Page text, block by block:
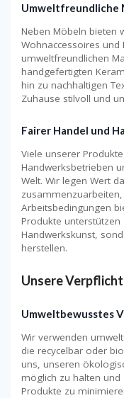
Umweltfreundliche
Neben Möbeln bieten
Wohnaccessoires
umweltfreundlichen
handgefertigten
hin zu nachhaltigen
Zuhause stilvoll und
Fairer Handel und
Viele unserer
Handwerksbetrieben
Welt. Wir legen Wert
Arbeitsbedingungen
Produkte unterstützen
Handwerkskunst,
herstellen.
Unsere
Umweltbewusstes
Wir verwenden
die recycelbar oder
uns, unseren
möglich zu halten
Produkte zu